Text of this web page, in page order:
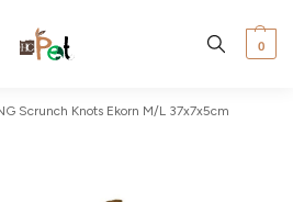
0
Scrunch Knots Ekorn M/L 37x7x5cm